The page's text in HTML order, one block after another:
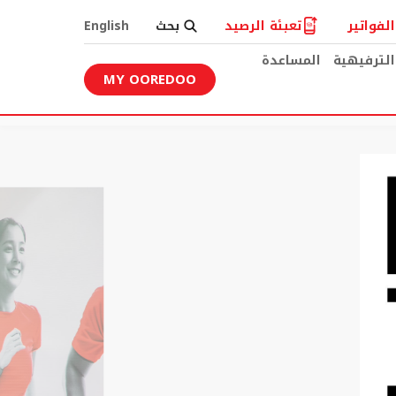
تعبئة الرصيد بحث
English
المساعدة
MY OOREDOO